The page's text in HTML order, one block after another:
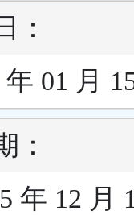
：
01 月
：
年 12 月